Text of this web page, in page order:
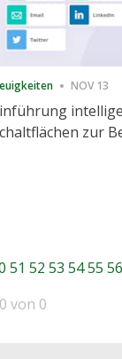
NOV 13
zur
51 52 53 54 55 56
von 0